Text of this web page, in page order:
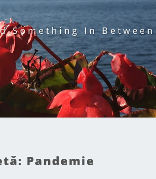
Something In Between
Pandemie